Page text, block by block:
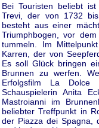
Bei Touristen beliebt
Trevi, der von 1732
besteht aus einer
Triumphbogen, vor
tummeln. Im
Karren, der von
Es soll Glück bringen
Brunnen zu werfen.
Erfolgsfilm La
Schauspielerin Anita
Mastroianni im
beliebter Treffpunkt in
der Piazza dei Spagna,